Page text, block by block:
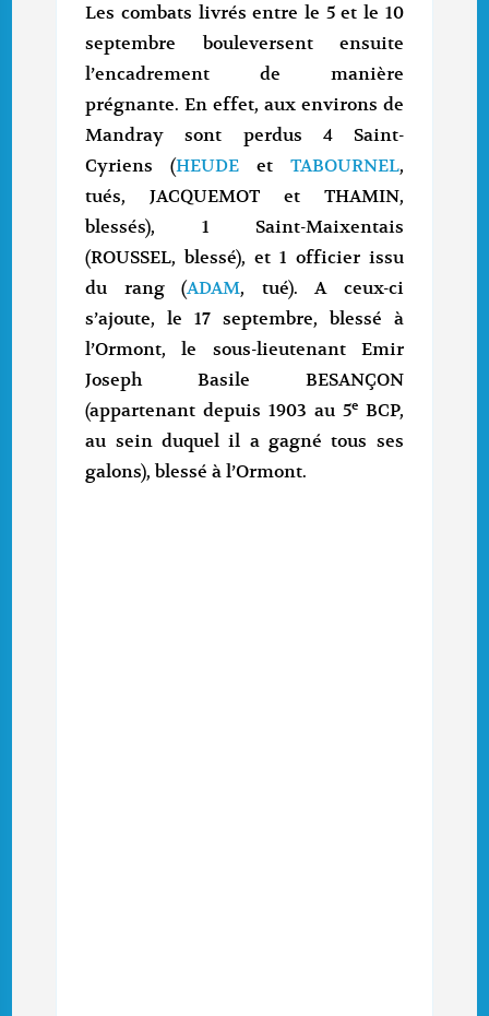
Les combats livrés entre le 5 et le 10
septembre bouleversent ensuite
l’encadrement de manière
prégnante. En effet, aux environs de
Mandray sont perdus 4 Saint-
Cyriens (HEUDE et TABOURNEL,
tués, JACQUEMOT et THAMIN,
blessés), 1 Saint-Maixentais
(ROUSSEL, blessé), et 1 officier issu
du rang (ADAM, tué). A ceux-ci
s’ajoute, le 17 septembre, blessé à
l’Ormont, le sous-lieutenant Emir
Joseph Basile BESANÇON
(appartenant depuis 1903 au 5eBCP,
au sein duquel il a gagné tous ses
galons), blessé à l’Ormont.